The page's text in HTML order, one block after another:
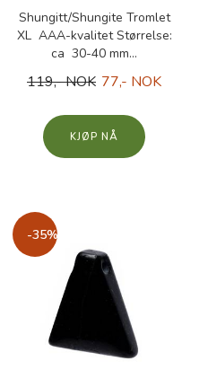
Shungitt/Shungite Tromlet
XL AAA-kvalitet Størrelse:
ca 30-40 mm...
119,- NOK 77,- NOK
KJØP
-35%